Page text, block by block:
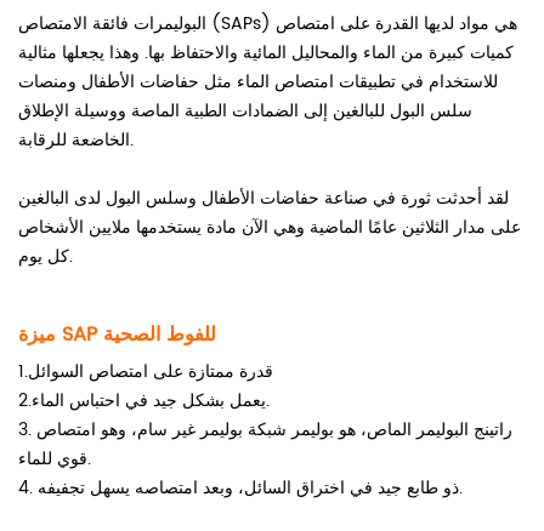
البوليمرات فائقة الامتصاص (SAPs) هي مواد لديها القدرة على امتصاص
كميات كبيرة من الماء والمحاليل المائية والاحتفاظ بها. وهذا يجعلها مثالية
للاستخدام في تطبيقات امتصاص الماء مثل حفاضات الأطفال ومنصات
سلس البول للبالغين إلى الضمادات الطبية الماصة ووسيلة الإطلاق
الخاضعة للرقابة.
لقد أحدثت ثورة في صناعة حفاضات الأطفال وسلس البول لدى البالغين
على مدار الثلاثين عامًا الماضية وهي الآن مادة يستخدمها ملايين الأشخاص
كل يوم.
ميزة SAP للفوط الصحية
1.قدرة ممتازة على امتصاص السوائل
2.يعمل بشكل جيد في احتباس الماء.
3. راتينج البوليمر الماص، هو بوليمر شبكة بوليمر غير سام، وهو امتصاص
قوي للماء.
4. ذو طابع جيد في اختراق السائل، وبعد امتصاصه يسهل تجفيفه.